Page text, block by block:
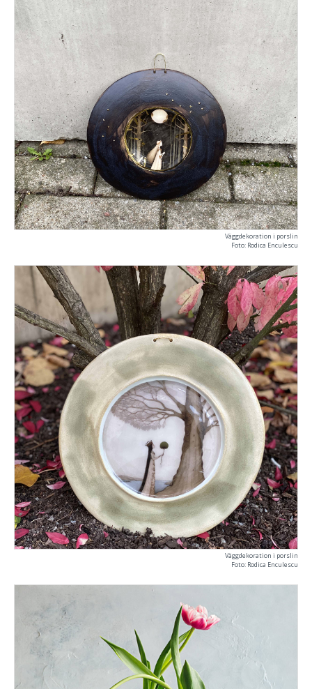
Väggdekoration i porslin
Foto: Rodica Enculescu
Väggdekoration i porslin
Foto: Rodica Enculescu